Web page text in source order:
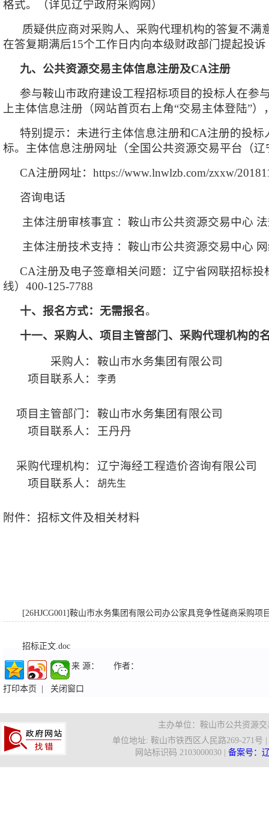
格式。（详见辽宁政府采购网）
质疑供应商对采购人、采购代理机构的答复不
在答复期满后15个工作日内向本级财政部门提起投
九、公共资源交易主体信息注册及CA注册
参与鞍山市政府建设工程招标项目的投标人在参
上主体信息注册（网站首页右上角“交易主体登陆”
特别提示：未进行主体信息注册和CA注册的投标
标。主体信息注册网址（全国公共资源交易平台（辽
CA注册网址：https://www.lnwlzb.com/zxxw/
咨询电话
主体注册审核事宜 ：鞍山市公共资源交易中心
主体注册技术支持 ：鞍山市公共资源交易中心
CA注册及电子签章相关问题：辽宁省网联招标
线）400-125-7788
十、报名方式：无需报名。
十一、采购人、项目主管部门、采购代理机构的
采购人： 鞍山市水务集团有限公司
项目联系人：
李勇
项目主管部门： 鞍山市水务集团有限公司
项目联系人：
王丹丹
采购代理机构： 辽宁海经工程造价咨询有限公司
项目联系人：
胡先生
附件：招标文件及相关材料
[26HJCG001]鞍山市水务集团有限公司办公家具竞争性磋商采购项
招标正文.doc
来 源： 作者：
打印本页 | 关闭窗口
主办单位：鞍山市公共资源
单位地址: 鞍山市铁西区人民路269-271号 |
网站标识码 2103000030 | 备案号：